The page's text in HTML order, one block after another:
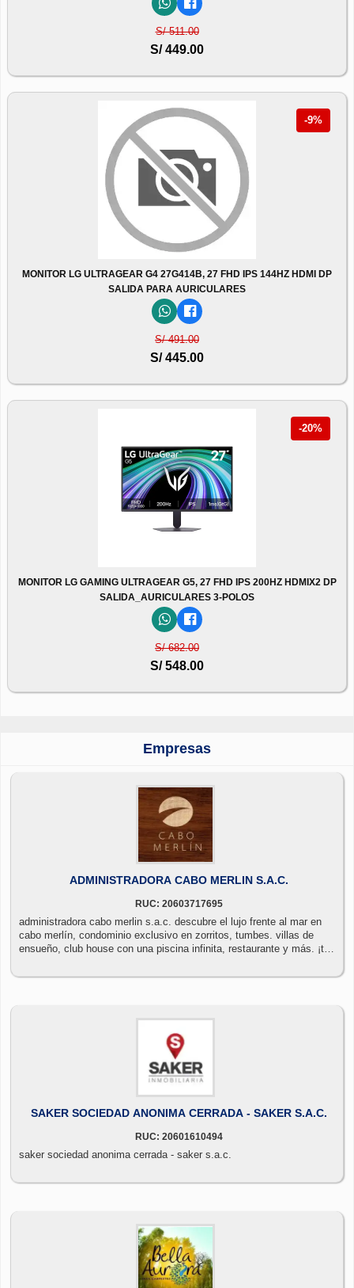
S/ 511.00
S/ 449.00
-9%
MONITOR LG ULTRAGEAR G4 27G414B, 27 FHD IPS 144HZ HDMI DP
SALIDA PARA AURICULARES
S/ 491.00
S/ 445.00
-20%
MONITOR LG GAMING ULTRAGEAR G5, 27 FHD IPS 200HZ HDMIX2 DP
SALIDA_AURICULARES 3-POLOS
S/ 682.00
S/ 548.00
Empresas
ADMINISTRADORA CABO MERLIN S.A.C.
RUC: 20603717695
administradora cabo merlin s.a.c. descubre el lujo frente al mar en
cabo merlín, condominio exclusivo en zorritos, tumbes. villas de
ensueño, club house con una piscina infinita, restaurante y más. ¡tu
SAKER SOCIEDAD ANONIMA CERRADA - SAKER S.A.C.
RUC: 20601610494
saker sociedad anonima cerrada - saker s.a.c.